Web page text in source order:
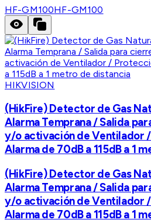
HF-GM100HF-GM100
HIKVISION
(HikFire) Detector de Gas
Alarma Temprana / Salida
y/o activación de Ventilador
Alarma de 70dB a 115dB a 1
(HikFire) Detector de Gas
Alarma Temprana / Salida
y/o activación de Ventilador
Alarma de 70dB a 115dB a 1